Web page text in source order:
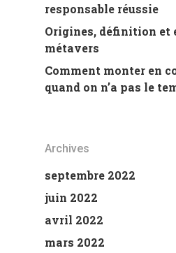
responsable réussie
Origines, définition et
métavers
Comment monter en
quand on n’a pas le
Archives
septembre 2022
juin 2022
avril 2022
mars 2022